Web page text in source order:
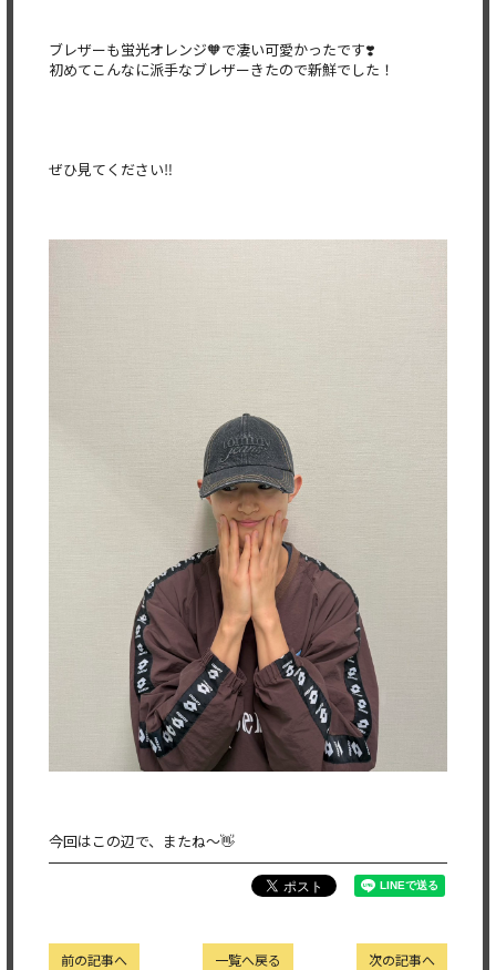
ブレザーも蛍光オレンジ🧡で凄い可愛かったです❣️
初めてこんなに派手なブレザーきたので新鮮でした！
ぜひ見てください‼️
今回はこの辺で、またね〜👋
次の記事へ
一覧へ戻る
前の記事へ